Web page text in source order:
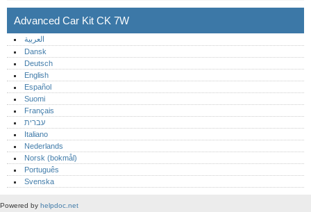
Advanced Car Kit CK 7W
العربية
Dansk
Deutsch
English
Español
Suomi
Français
עברית
Italiano
Nederlands
Norsk (bokmål)‎
Português‎
Svenska
Powered by helpdoc.net